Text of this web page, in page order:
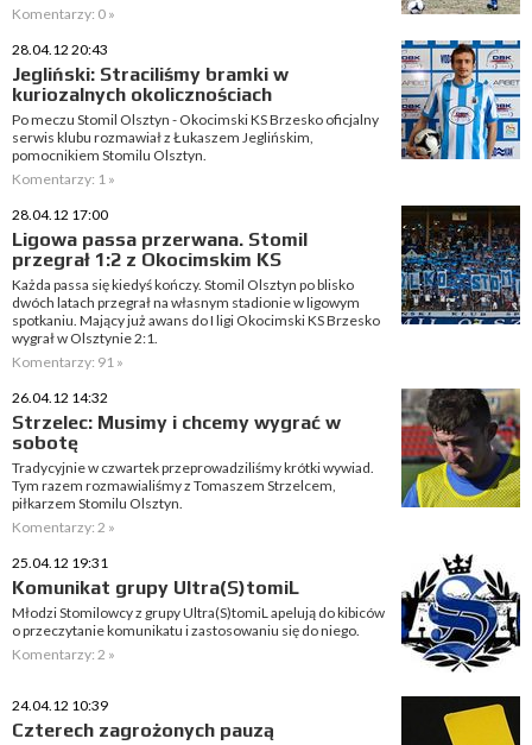
Komentarzy: 0 »
28.04.12 20:43
Jegliński: Straciliśmy bramki w
kuriozalnych okolicznościach
Po meczu Stomil Olsztyn - Okocimski KS Brzesko oficjalny
serwis klubu rozmawiał z Łukaszem Jeglińskim,
pomocnikiem Stomilu Olsztyn.
Komentarzy: 1 »
28.04.12 17:00
Ligowa passa przerwana. Stomil
przegrał 1:2 z Okocimskim KS
Każda passa się kiedyś kończy. Stomil Olsztyn po blisko
dwóch latach przegrał na własnym stadionie w ligowym
spotkaniu. Mający już awans do I ligi Okocimski KS Brzesko
wygrał w Olsztynie 2:1.
Komentarzy: 91 »
26.04.12 14:32
Strzelec: Musimy i chcemy wygrać w
sobotę
Tradycyjnie w czwartek przeprowadziliśmy krótki wywiad.
Tym razem rozmawialiśmy z Tomaszem Strzelcem,
piłkarzem Stomilu Olsztyn.
Komentarzy: 2 »
25.04.12 19:31
Komunikat grupy Ultra(S)tomiL
Młodzi Stomilowcy z grupy Ultra(S)tomiL apelują do kibiców
o przeczytanie komunikatu i zastosowaniu się do niego.
Komentarzy: 2 »
24.04.12 10:39
Czterech zagrożonych pauzą